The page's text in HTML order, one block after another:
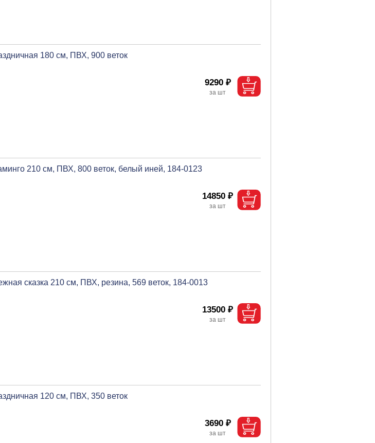
180 см, ПВХ, 900 веток
9290 ₽
210 см, ПВХ, 800 веток, белый иней, 184-0123
14850 ₽
сказка 210 см, ПВХ, резина, 569 веток, 184-0013
13500 ₽
120 см, ПВХ, 350 веток
3690 ₽